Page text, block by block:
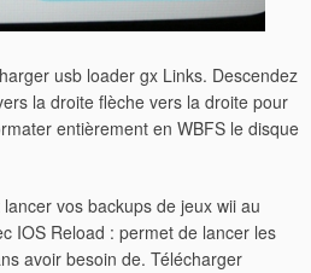
usb loader gx Links. Descendez
la droite flèche vers la droite pour
entièrement en WBFS le disque
vos backups de jeux wii au
IOS Reload : permet de lancer les
avoir besoin de. Télécharger